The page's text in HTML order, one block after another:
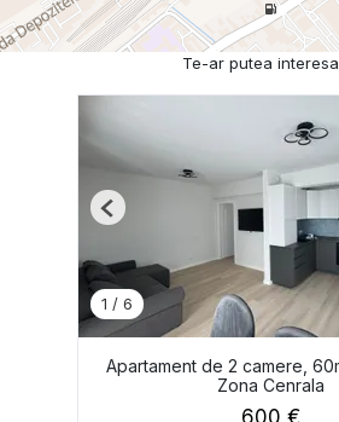
Te-ar putea
1 / 6
Previous
Apartament de 2 camere,
Zona Cenrala